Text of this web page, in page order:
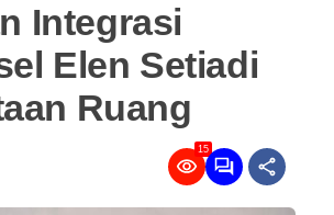
Integrasi
Elen Setiadi
Ruang
15